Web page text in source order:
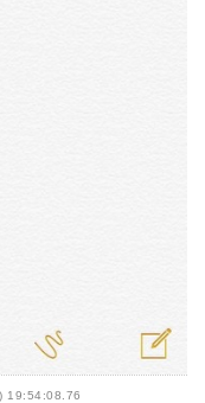
19:54:08.76